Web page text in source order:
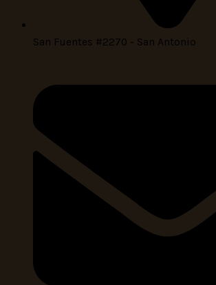
San Fuentes #2270 - San Antonio